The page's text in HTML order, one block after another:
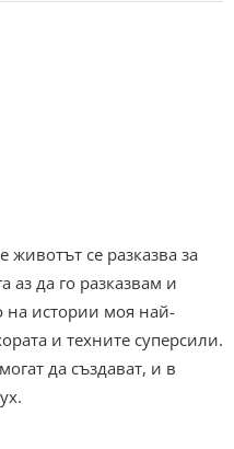
животът се разказва за
аз да го разказвам и
на истории моя най-
и техните суперсили.
да създават, и в